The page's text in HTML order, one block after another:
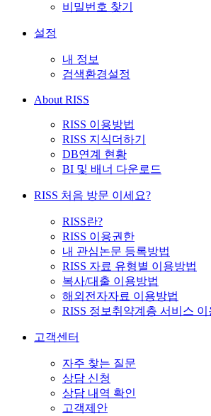
비밀번호 찾기
설정
내 정보
검색환경설정
About RISS
RISS 이용방법
RISS 지식더하기
DB연계 현황
BI 및 배너 다운로드
RISS 처음 방문 이세요?
RISS란?
RISS 이용권한
내 관심논문 등록방법
RISS 자료 유형별 이용방법
복사/대출 이용방법
해외전자자료 이용방법
RISS 정보취약계층 서비스 이
고객센터
자주 찾는 질문
상담 신청
상담 내역 확인
고객제안